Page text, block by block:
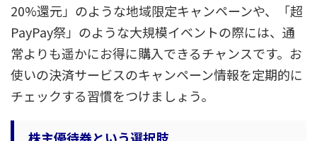
20%還元」のような地域限定キャンペーンや、「超
PayPay祭」のような大規模イベントの際には、通
常よりも遥かにお得に購入できるチャンスです。お
使いの決済サービスのキャンペーン情報を定期的に
チェックする習慣をつけましょう。